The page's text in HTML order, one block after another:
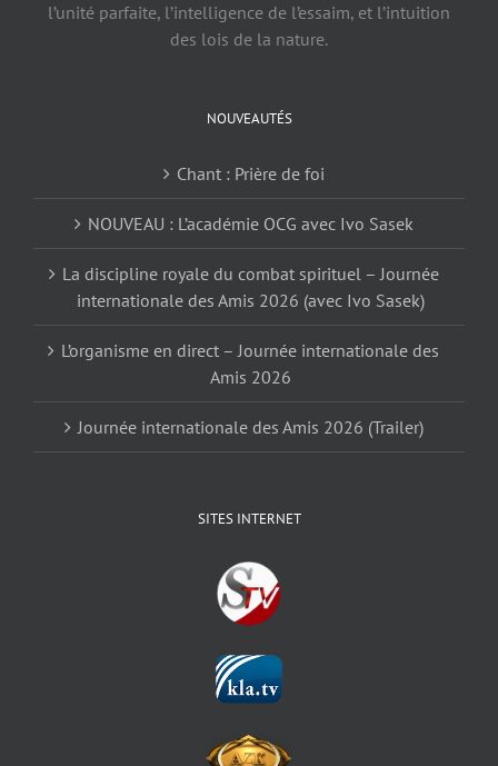
l’unité parfaite, l’intelligence de l’essaim, et l’intuition
des lois de la nature.
NOUVEAUTÉS
Chant : Prière de foi
NOUVEAU : L’académie OCG avec Ivo Sasek
La discipline royale du combat spirituel – Journée
internationale des Amis 2026 (avec Ivo Sasek)
L’organisme en direct – Journée internationale des
Amis 2026
Journée internationale des Amis 2026 (Trailer)
SITES INTERNET